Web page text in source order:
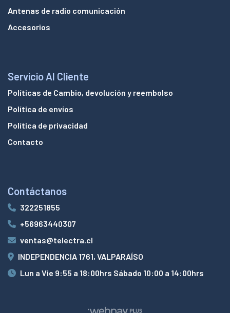
Antenas de radio comunicación
Accesorios
Servicio Al Cliente
Políticas de Cambio, devolución y reembolso
Política de envíos
Política de privacidad
Contacto
Contáctanos
322251855
+56963440307
ventas@telectra.cl
INDEPENDENCIA 1761, VALPARAÍSO
Lun a Vie 9:55 a 18:00hrs Sábado 10:00 a 14:00hrs